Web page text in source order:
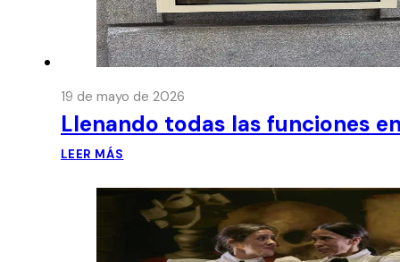
19 de mayo de 2026
Llenando todas las funciones
LEER MÁS